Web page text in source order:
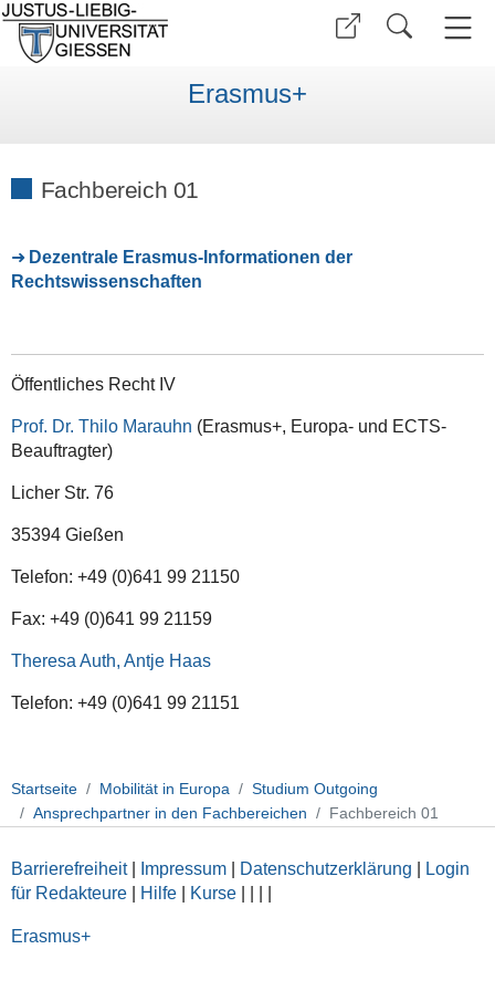
Erasmus+
Fachbereich 01
Dezentrale Erasmus-Informationen der
Rechtswissenschaften
Öffentliches Recht IV
Prof. Dr. Thilo Marauhn (Erasmus+, Europa- und ECTS-
Beauftragter)
Licher Str. 76
35394 Gießen
Telefon: +49 (0)641 99 21150
Fax: +49 (0)641 99 21159
Theresa Auth, Antje Haas
Telefon: +49 (0)641 99 21151
Startseite Mobilität in Europa
Studium Outgoing
Ansprechpartner in den Fachbereichen
Fachbereich 01
Barrierefreiheit| Impressum Datenschutzerklärung
Login
für Redakteure
Hilfe Kurse
Erasmus+